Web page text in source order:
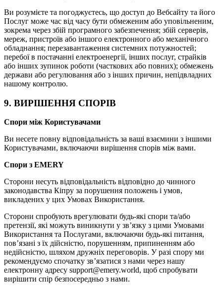
Ви розумієте та погоджуєтесь, що доступ до Вебсайту та його
Послуг може час від часу бути обмеженим або уповільненим,
зокрема через збій програмного забезпечення; збій серверів,
мереж, пристроїв або іншого електронного або механічного
обладнання; перезавантаження системних потужностей;
перебої в постачанні електроенергії, інших послуг, страйків
або інших зупинок роботи (часткових або повних); обмежень
держави або регулювання або з інших причин, непідвладних
нашому контролю.
9. ВИРІШЕННЯ СПОРІВ
Спори між Користувачами
Ви несете повну відповідальність за ваші взаємини з іншими
Користувачами, включаючи вирішення спорів між вами.
Спори з EMERY
Сторони несуть відповідальність відповідно до чинного
законодавства Кіпру за порушення положень і умов,
викладених у цих Умовах Використання.
Сторони спробують врегулювати будь-які спори та/або
претензії, які можуть виникнути у зв’язку з цими Умовами
Використання та Послугами, включаючи будь-які питання,
пов’язані з їх дійсністю, порушенням, припиненням або
недійсністю, шляхом дружніх переговорів. У разі спору ми
рекомендуємо спочатку зв’язатися з нами через нашу
електронну адресу support@emery.world, щоб спробувати
вирішити спір безпосередньо з нами.